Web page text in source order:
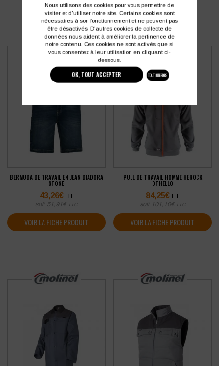
BERMUDA DE TRAVAIL EN JEAN DIADORA
STONE
43,26€ HT
soit 51,91 € TTC
VOIR LA FICHE PRODUIT
PULL DE TRAVAIL HOMME HEROCK
OTHELLO
84,25€ HT
soit 101,10€ TTC
VOIR LA FICHE PRODUIT
Nous utilisons des cookies pour vous permettre de
visiter et d'utiliser notre site. Certains cookies sont
nécessaires à son fonctionnement et ne peuvent pas
être désactivés. D'autres cookies de collecte de
données nous aident à améliorer la pertinence de
notre contenu. Ces cookies ne sont activés que si
vous consentez à leur utilisation en cliquant ci-
dessous.
OK, TOUT ACCEPTER TOUT INTERDIRE